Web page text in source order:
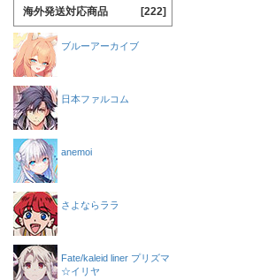
海外発送対応商品 [222]
ブルーアーカイブ
日本ファルコム
anemoi
さよならララ
Fate/kaleid liner プリズマ
☆イリヤ